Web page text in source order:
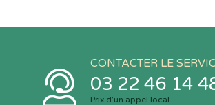
CONTACTER LE
03 22 46 14
Prix d’un appel local